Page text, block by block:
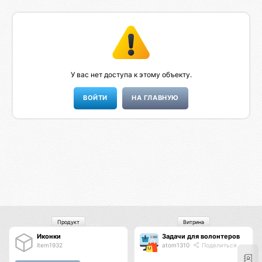
У вас нет доступа к этому объекту.
НА ГЛАВНУЮ
Иконки
item1932
Продукт
Задачи для волонтеров
atom1310 Поделиться
Витрина